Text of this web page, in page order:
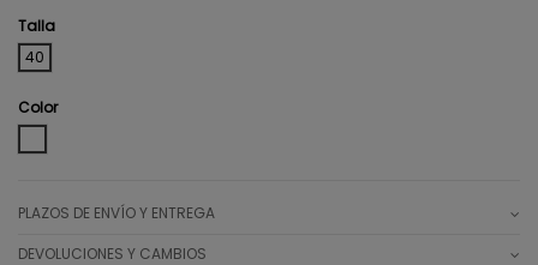
Talla
40
Color
PLAZOS DE ENVÍO Y ENTREGA
DEVOLUCIONES Y CAMBIOS